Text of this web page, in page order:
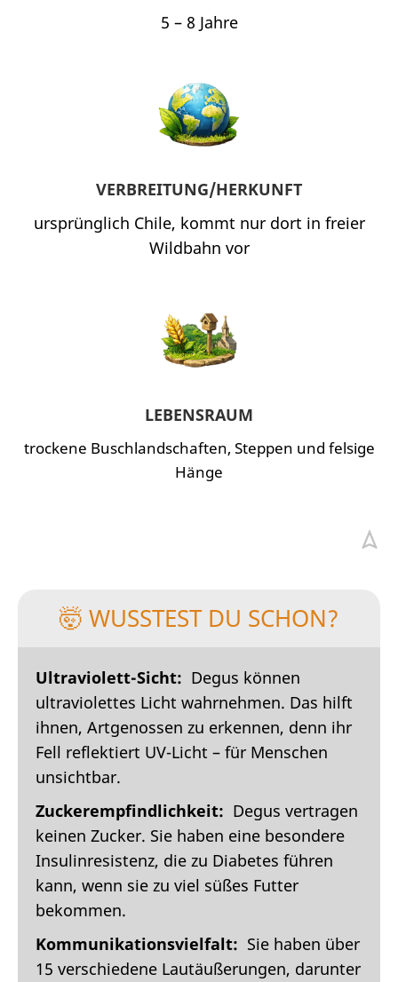
5 – 8 Jahre
VERBREITUNG/HERKUNFT
ursprünglich Chile, kommt nur dort in freier
Wildbahn vor
LEBENSRAUM
trockene Buschlandschaften, Steppen und felsige
Hänge
🤯 WUSSTEST DU SCHON?
Ultraviolett-Sicht: Degus können
ultraviolettes Licht wahrnehmen. Das hilft
ihnen, Artgenossen zu erkennen, denn ihr
Fell reflektiert UV-Licht – für Menschen
unsichtbar.
Zuckerempfindlichkeit: Degus vertragen
keinen Zucker. Sie haben eine besondere
Insulinresistenz, die zu Diabetes führen
kann, wenn sie zu viel süßes Futter
bekommen.
Kommunikationsvielfalt: Sie haben über
15 verschiedene Lautäußerungen, darunter